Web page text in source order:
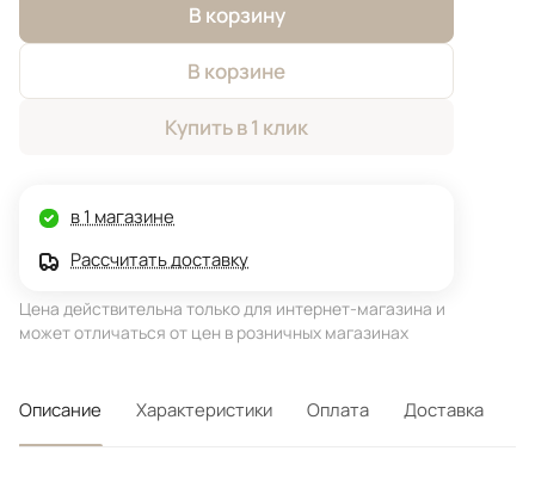
В корзину
В корзине
Купить в 1 клик
в 1 магазине
Рассчитать доставку
Цена действительна только для интернет-магазина и
может отличаться от цен в розничных магазинах
Описание Характеристики Оплата Доставка